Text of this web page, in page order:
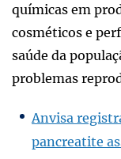
químicas em
cosméticos e
saúde da
problemas
Anvisa
pancreatite